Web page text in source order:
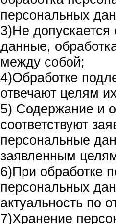
персональных
3)Не
данные,
между собой;
4)Обработке
отвечают целям
5) Содержание и
соответствуют
персональные
заявленным
6)При обработке
персональных
актуальность по
7)Хранение